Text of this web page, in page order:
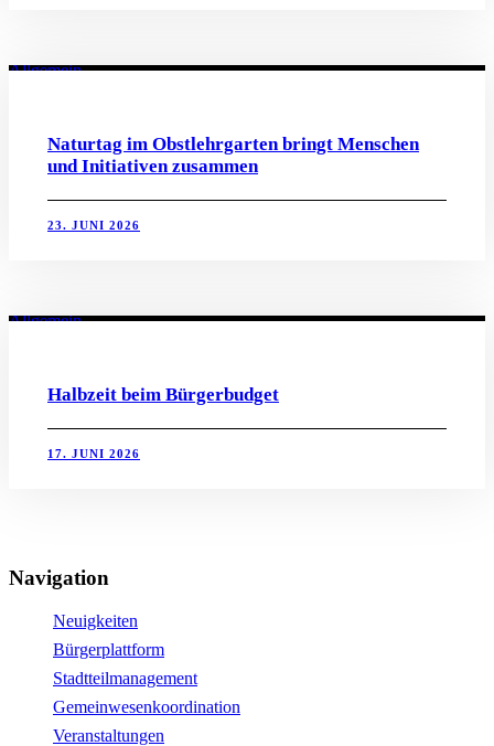
Allgemein
Naturtag im Obstlehrgarten bringt Menschen
und Initiativen zusammen
23. JUNI 2026
Allgemein
Halbzeit beim Bürgerbudget
17. JUNI 2026
Navigation
Neuigkeiten
Bürgerplattform
Stadtteilmanagement
Gemeinwesenkoordination
Veranstaltungen